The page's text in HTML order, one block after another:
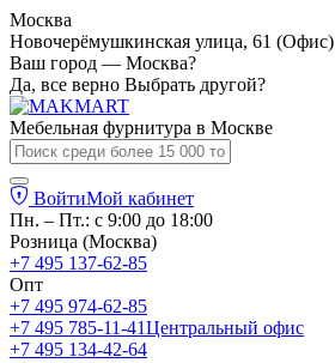
Москва
Новочерёмушкинская улица, 61 (Офис)
Ваш город — Москва?
Да, все верно Выбрать другой?
Мебельная фурнитура в Москве
ВойтиМой кабинет
Пн. – Пт.: с 9:00 до 18:00
Розница (Москва)
+7 495 137-62-85
Опт
+7 495 974-62-85
+7 495 785-11-41Центральный офис
+7 495 134-42-64